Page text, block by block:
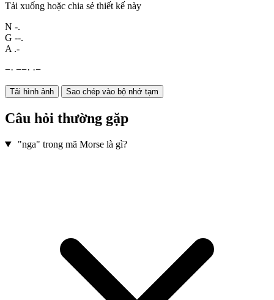
Tải xuống hoặc chia sẻ thiết kế này
N -.
G --.
A .-
−· −−· ·−
Tải hình ảnh Sao chép vào bộ nhớ tạm
Câu hỏi thường gặp
"nga" trong mã Morse là gì?